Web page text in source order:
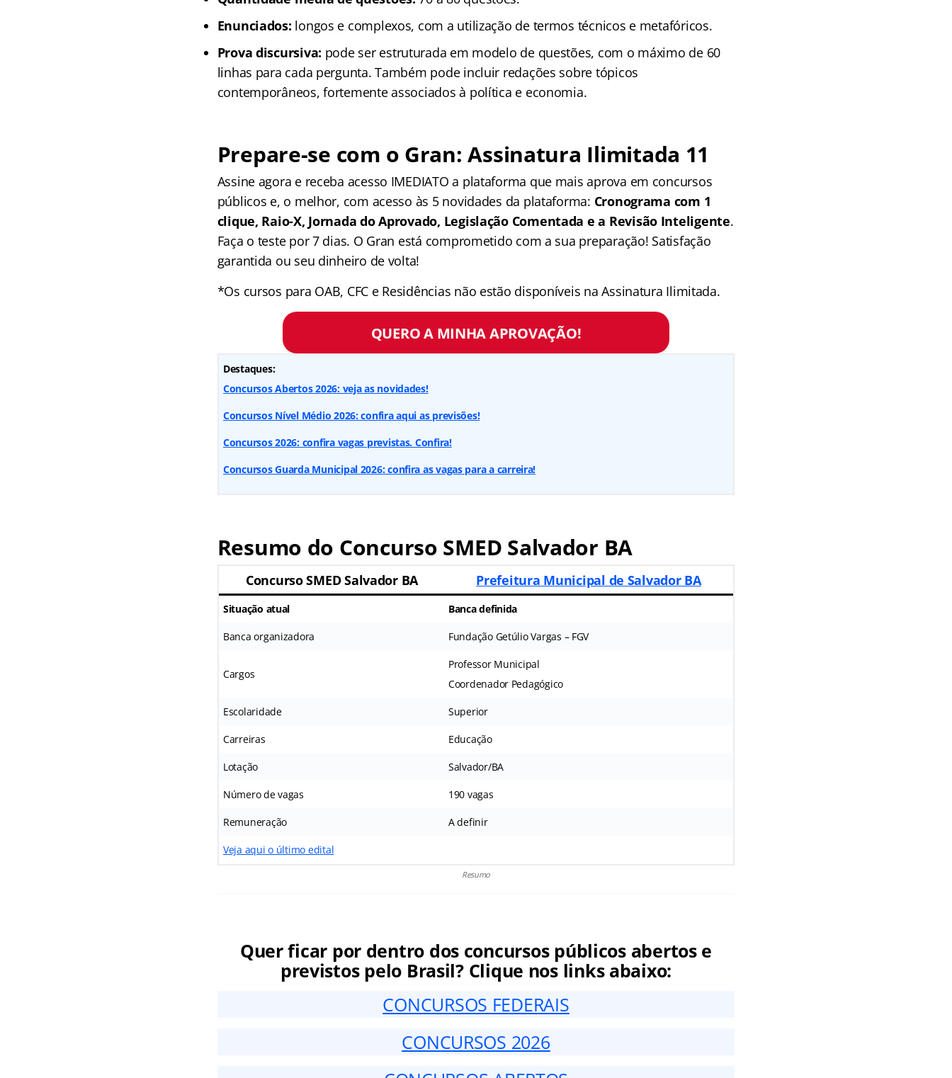
Enunciados: longos e complexos, com a utilização de termos técnicos e metafóricos.
Prova discursiva: pode ser estruturada em modelo de questões, com o máximo de 60
linhas para cada pergunta. Também pode incluir redações sobre tópicos
contemporâneos, fortemente associados à política e economia.
Prepare-se com o Gran: Assinatura Ilimitada 11
Assine agora e receba acesso IMEDIATO a plataforma que mais aprova em concursos
públicos e, o melhor, com acesso às 5 novidades da plataforma: Cronograma com 1
clique, Raio-X, Jornada do Aprovado, Legislação Comentada e a Revisão Inteligente.
Faça o teste por 7 dias. O Gran está comprometido com a sua preparação! Satisfação
garantida ou seu dinheiro de volta!
*Os cursos para OAB, CFC e Residências não estão disponíveis na Assinatura Ilimitada.
QUERO A MINHA APROVAÇÃO!
Destaques:
Concursos Abertos 2026: veja as novidades!
Concursos Nível Médio 2026: confira aqui as previsões!
Concursos 2026: confira vagas previstas. Confira!
Concursos Guarda Municipal 2026: confira as vagas para a carreira!
Resumo do Concurso SMED Salvador BA
Concurso SMED Salvador BA Prefeitura Municipal de Salvador BA
Situação atual Banca definida
Banca organizadora Fundação Getúlio Vargas – FGV
Cargos
Professor Municipal
Coordenador Pedagógico
Escolaridade Superior
Carreiras Educação
Lotação Salvador/BA
Número de vagas 190 vagas
Remuneração A definir
Veja aqui o último edital
Resumo
Quer ficar por dentro dos concursos públicos abertos e
previstos pelo Brasil? Clique nos links abaixo:
CONCURSOS FEDERAIS
CONCURSOS 2026